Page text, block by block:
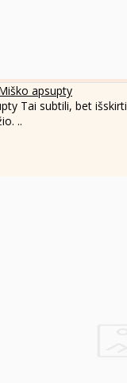
apsupty
Tai subtili, bet
..